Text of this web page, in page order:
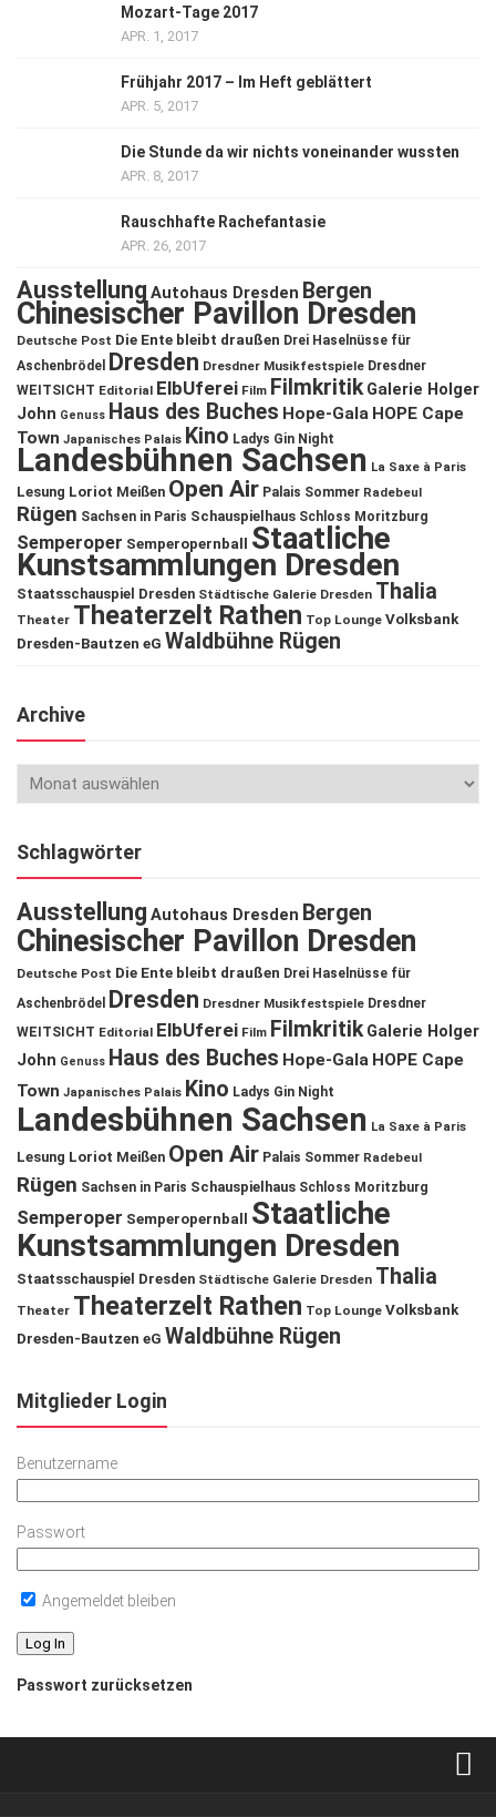
Mozart-Tage 2017
APR. 1, 2017
Frühjahr 2017 – Im Heft geblättert
APR. 5, 2017
Die Stunde da wir nichts voneinander wussten
APR. 8, 2017
Rauschhafte Rachefantasie
APR. 26, 2017
Ausstellung Autohaus Dresden Bergen
Chinesischer Pavillon Dresden
Deutsche Post Die Ente bleibt draußen Drei Haselnüsse für
Aschenbrödel
Dresden Dresdner Musikfestspiele Dresdner
WEITSICHT Editorial ElbUferei Film Filmkritik Galerie Holger
John Genuss Haus des Buches Hope-Gala HOPE Cape
Town Japanisches Palais Kino Ladys Gin Night
Landesbühnen Sachsen La Saxe à Paris
Lesung Loriot Meißen Open Air Palais Sommer Radebeul
Rügen Sachsen in Paris Schauspielhaus Schloss Moritzburg
Semperoper Semperopernball Staatliche
Kunstsammlungen Dresden
Staatsschauspiel Dresden Städtische Galerie Dresden Thalia
Theater Theaterzelt Rathen Top Lounge Volksbank
Dresden-Bautzen eG Waldbühne Rügen
Archive
Schlagwörter
Ausstellung Autohaus Dresden Bergen
Chinesischer Pavillon Dresden
Deutsche Post Die Ente bleibt draußen Drei Haselnüsse für
Aschenbrödel
Dresden Dresdner Musikfestspiele Dresdner
WEITSICHT Editorial ElbUferei Film Filmkritik Galerie Holger
John Genuss Haus des Buches Hope-Gala HOPE Cape
Town Japanisches Palais Kino Ladys Gin Night
Landesbühnen Sachsen La Saxe à Paris
Lesung Loriot Meißen Open Air Palais Sommer Radebeul
Rügen Sachsen in Paris Schauspielhaus Schloss Moritzburg
Semperoper Semperopernball
Staatliche
Kunstsammlungen Dresden
Staatsschauspiel Dresden Städtische Galerie Dresden Thalia
Theater Theaterzelt Rathen Top Lounge Volksbank
Dresden-Bautzen eG Waldbühne Rügen
Mitglieder Login
Benutzername
Passwort
Angemeldet bleiben
Passwort zurücksetzen